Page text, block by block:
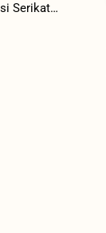
Serikat…